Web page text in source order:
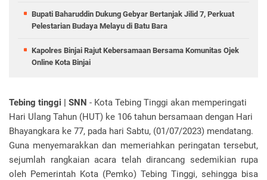
Bupati Baharuddin Dukung Gebyar Bertanjak Jilid 7, Perkuat
Pelestarian Budaya Melayu di Batu Bara
Kapolres Binjai Rajut Kebersamaan Bersama Komunitas Ojek
Online Kota Binjai
Tebing tinggi | SNN - Kota Tebing Tinggi akan memperingati
Hari Ulang Tahun (HUT) ke 106 tahun bersamaan dengan Hari
Bhayangkara ke 77, pada hari Sabtu, (01/07/2023) mendatang.
Guna menyemarakkan dan memeriahkan peringatan tersebut,
sejumlah rangkaian acara telah dirancang sedemikian rupa
oleh Pemerintah Kota (Pemko) Tebing Tinggi, sehingga bisa